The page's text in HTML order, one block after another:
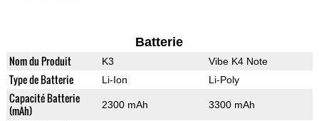
Batterie
Nom du Produit K3 Vibe K4 Note
Type de Batterie Li-Ion Li-Poly
Capacité Batterie
(mAh)
2300 mAh 3300 mAh